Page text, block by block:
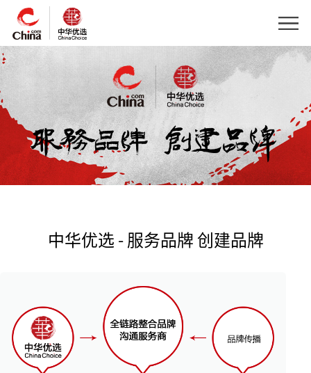
中华优选 - 服务品牌 创建品牌